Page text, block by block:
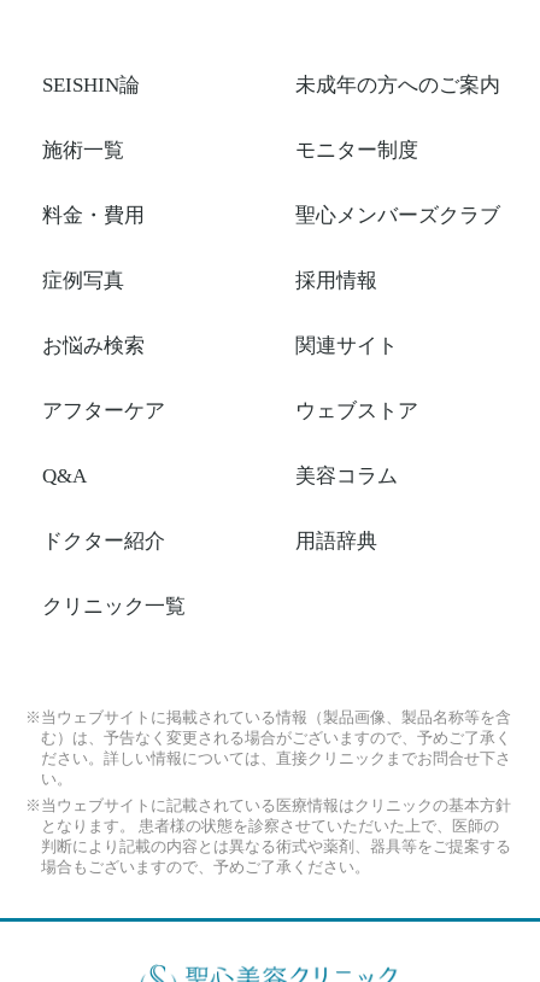
SEISHIN論
施術一覧
料金・費用
症例写真
お悩み検索
アフターケア
Q&A
ドクター紹介
クリニック一覧
未成年の方へのご案内
モニター制度
聖心メンバーズクラブ
採用情報
関連サイト
ウェブストア
美容コラム
用語辞典
※当ウェブサイトに掲載されている情報（製品画像、製品名称等を含
む）は、予告なく変更される場合がございますので、予めご了承く
ださい。詳しい情報については、直接クリニックまでお問合せ下さ
い。
※当ウェブサイトに記載されている医療情報はクリニックの基本方針
となります。 患者様の状態を診察させていただいた上で、医師の
判断により記載の内容とは異なる術式や薬剤、器具等をご提案する
場合もございますので、予めご了承ください。